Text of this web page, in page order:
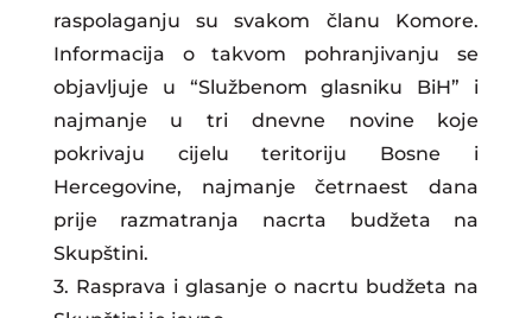
raspolaganju su svakom članu Komore.
Informacija o takvom pohranjivanju se
objavljuje u “Službenom glasniku BiH” i
najmanje u tri dnevne novine koje
pokrivaju cijelu teritoriju Bosne i
Hercegovine, najmanje četrnaest dana
prije razmatranja nacrta budžeta na
Skupštini.
3. Rasprava i glasanje o nacrtu budžeta na